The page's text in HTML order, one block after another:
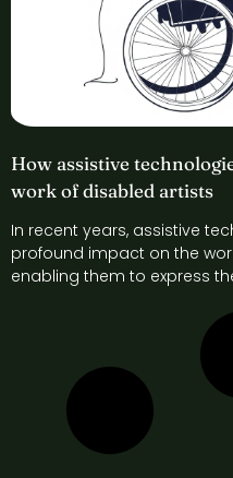
How assistive
work of disabled artists
In recent years, assistive
profound impact on the
enabling them to express